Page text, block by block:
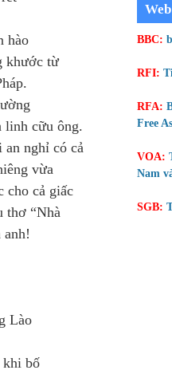
hào
khước từ
linh cữu ông.
nghỉ có cả
vừa
cho cả giấc
thơ “Nhà
Lào
khi bố
BBC:
RFI:
RFA:
Free
VOA:
Nam
SGB: